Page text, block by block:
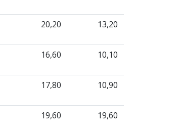
20,20 13,20
16,60 10,10
17,80 10,90
19,60 19,60